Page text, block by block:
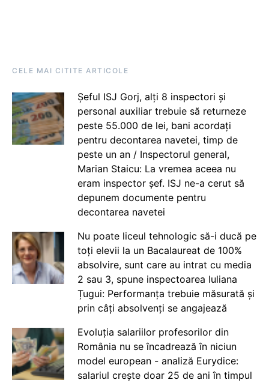
CELE MAI CITITE ARTICOLE
Șeful ISJ Gorj, alți 8 inspectori și
personal auxiliar trebuie să returneze
peste 55.000 de lei, bani acordați
pentru decontarea navetei, timp de
peste un an / Inspectorul general,
Marian Staicu: La vremea aceea nu
eram inspector șef. ISJ ne-a cerut să
depunem documente pentru
decontarea navetei
Nu poate liceul tehnologic să-i ducă pe
toți elevii la un Bacalaureat de 100%
absolvire, sunt care au intrat cu media
2 sau 3, spune inspectoarea Iuliana
Țugui: Performanța trebuie măsurată și
prin câți absolvenți se angajează
Evoluția salariilor profesorilor din
România nu se încadrează în niciun
model european - analiză Eurydice:
salariul crește doar 25 de ani în timpul